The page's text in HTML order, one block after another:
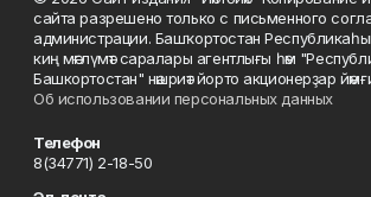
сайта разрешено только с письменного
администрации. Башҡортостан
киң мәғлүмәт саралары агентлығы һәм
Башкортостан" нәшриәт йорто акционерҙар
Об использовании персональных данных
Телефон
8(34771) 2-18-50